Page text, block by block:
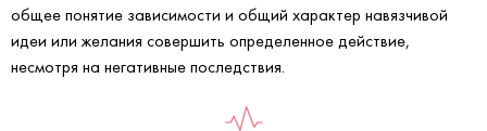
общее понятие зависимости и общий характер навязчивой
идеи или желания совершить определенное действие,
несмотря на негативные последствия.